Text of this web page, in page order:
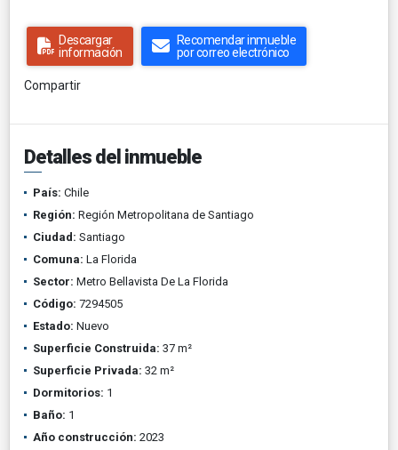
Descargar
información
Recomendar inmueble
por correo electrónico
Compartir
Detalles del inmueble
País: Chile
Región: Región Metropolitana de Santiago
Ciudad: Santiago
Comuna: La Florida
Sector: Metro Bellavista De La Florida
Código: 7294505
Estado: Nuevo
Superficie Construida: 37 m²
Superficie Privada: 32 m²
Dormitorios: 1
Baño: 1
Año construcción: 2023